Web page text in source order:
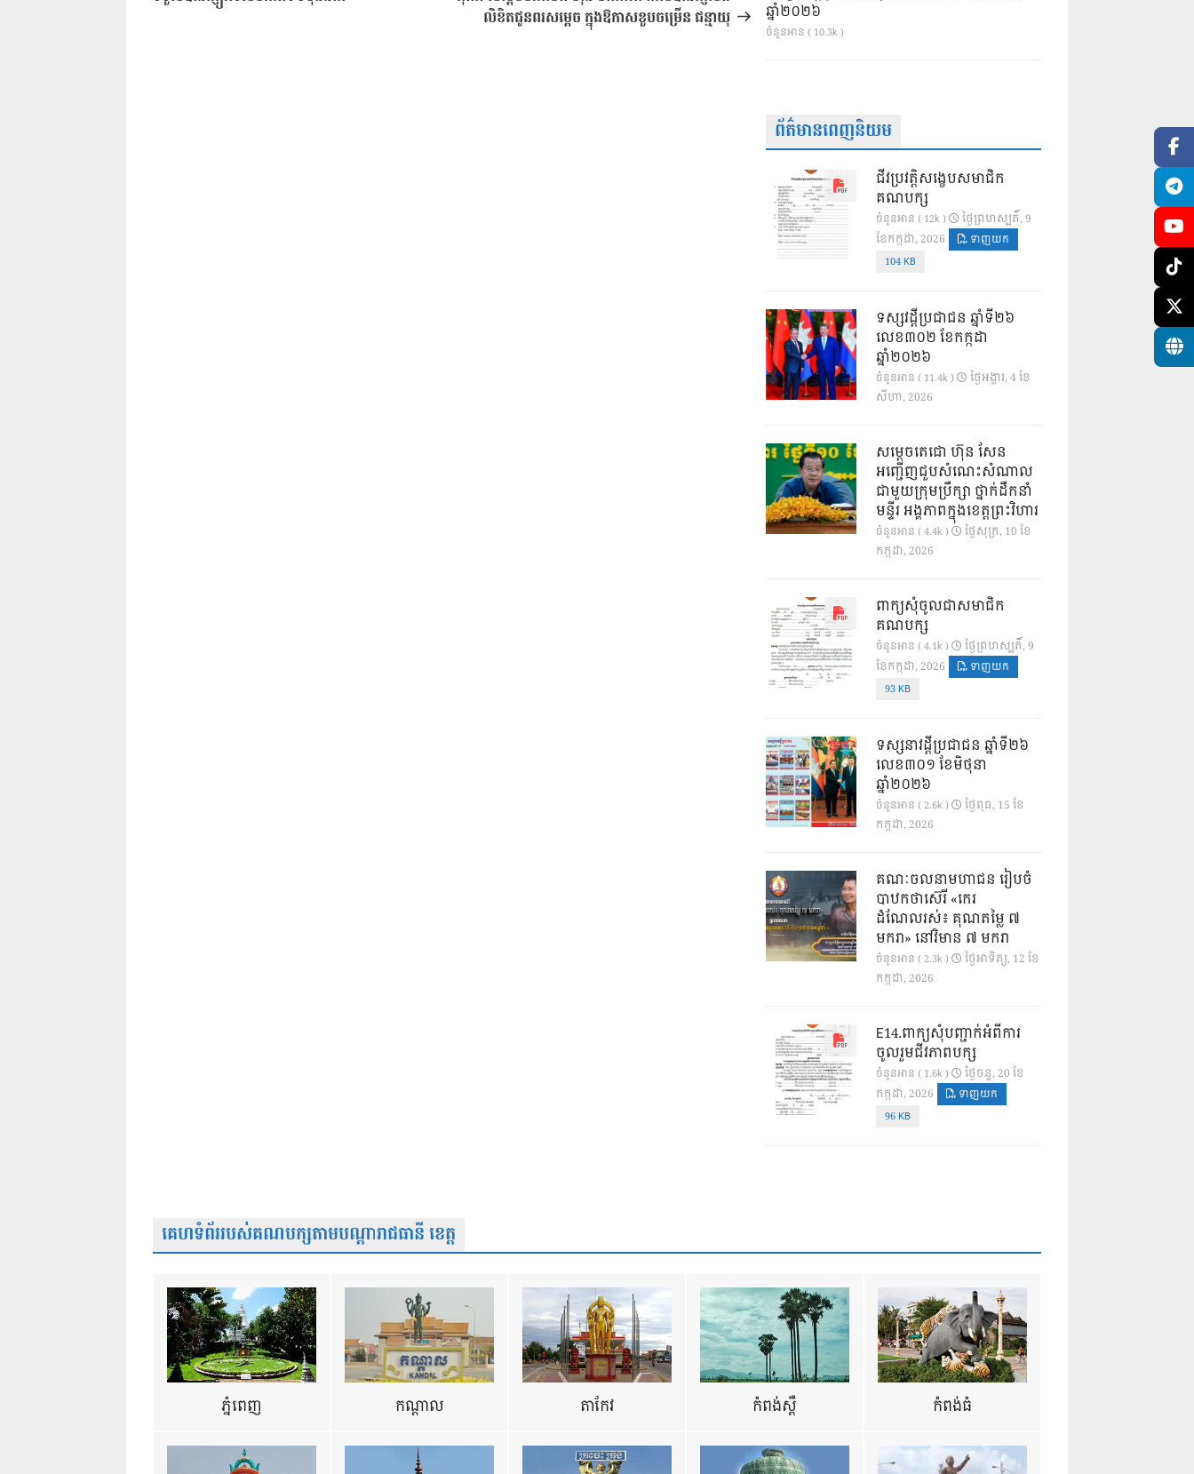
លិខិតជូនពរសម្តេច ក្នុងឱកាសខួបចម្រើន ជន្មាយុ
ឆ្នាំ២០២៦
ចំនួនអាន ( 10.3k )
ព័ត៌មានពេញនិយម
ជីវប្រវត្តិសង្ខេបសមាជិក
គណបក្ស
ចំនួនអាន ( 12k )
ថ្ងៃ​ព្រហស្បតិ៍, 9
ខែ​កក្កដា, 2026
ទាញយក
104 KB
ទស្សវដ្តីប្រជាជន ឆ្នាំទី២៦
លេខ៣០២ ខែកក្កដា
ឆ្នាំ២០២៦
ចំនួនអាន ( 11.4k )
ថ្ងៃ​អង្គារ, 4 ខែ​
សីហា, 2026
សម្តេចតេជោ ហ៊ុន សែន
អញ្ជើញជួបសំណេះសំណាល
ជាមួយក្រុមប្រឹក្សា ថ្នាក់ដឹកនាំ
មន្ទីរ អង្គភាពក្នុងខេត្តព្រះវិហារ
ចំនួនអាន ( 4.4k )
ថ្ងៃ​សុក្រ, 10 ខែ​
កក្កដា, 2026
ពាក្យសុំចូលជាសមាជិក
គណបក្ស
ចំនួនអាន ( 4.1k )
ថ្ងៃ​ព្រហស្បតិ៍, 9
ខែ​កក្កដា, 2026
ទាញយក
93 KB
ទស្សនាវដ្ដីប្រជាជន ឆ្នាំទី២៦
លេខ៣០១ ខែមិថុនា
ឆ្នាំ២០២៦
ចំនួនអាន ( 2.6k )
ថ្ងៃ​ពុធ, 15 ខែ​
កក្កដា, 2026
គណៈចលនាមហាជន រៀបចំ
បាឋកថាស៊េរី «កេរ
ដំណែលរស់៖ គុណតម្លៃ ៧
មករា» នៅវិមាន ៧ មករា
ចំនួនអាន ( 2.3k )
ថ្ងៃ​អាទិត្យ, 12 ខែ​
កក្កដា, 2026
E14.ពាក្យសុំបញ្ជាក់អំពីការ
ចូលរួមជីវភាពបក្ស
ចំនួនអាន ( 1.6k )
ថ្ងៃ​ចន្ទ, 20 ខែ​
កក្កដា, 2026
ទាញយក
96 KB
គេហទំព័ររបស់គណបក្សតាមបណ្តារាជធានី ខេត្ត
ភ្នំពេញ កណ្តាល តាកែវ កំពង់ស្ពឺ កំពង់ធំ